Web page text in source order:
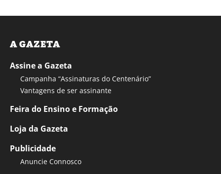
A GAZETA
Assine a Gazeta
Campanha “Assinaturas do Centenário”
Vantagens de ser assinante
Feira do Ensino e Formação
Loja da Gazeta
Publicidade
Anuncie Connosco